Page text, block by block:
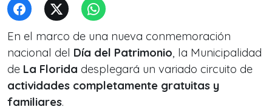
En el marco de una nueva conmemoración
nacional del Día del Patrimonio, la Municipalidad
de La Florida desplegará un variado circuito de
actividades completamente gratuitas y
familiares.